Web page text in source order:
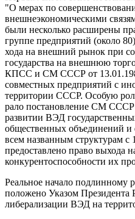
"О мерах по
внешнеэкономическими
были несколько расширены
группе предприятий (около
хода на внешний рынок при
государства на вне­шнюю
КПСС и СМ СССР от
совместных предприятий с
территории СССР. Особую
рало постановление СМ
развитии ВЭД
общественных объедине­ний и
всем названным структурам с
предоставлено право выхода
конкурентоспособности их
Реальное начало
положено Указом
либерализации ВЭД на